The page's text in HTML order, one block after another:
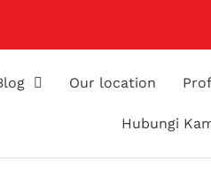
Our location
Hubungi